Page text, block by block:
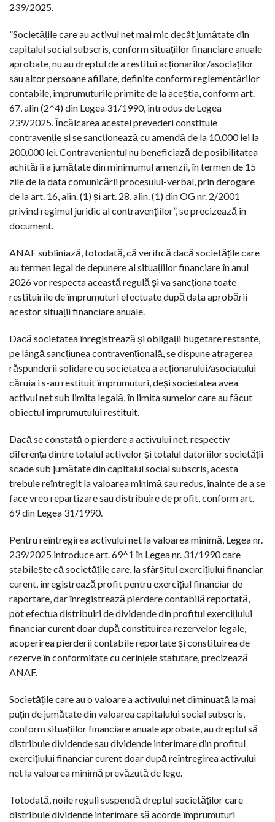
239/2025.
”Societățile care au activul net mai mic decât jumătate din
capitalul social subscris, conform situațiilor financiare anuale
aprobate, nu au dreptul de a restitui acționarilor/asociaților
sau altor persoane afiliate, definite conform reglementărilor
contabile, împrumuturile primite de la aceștia, conform art.
67, alin (2^4) din Legea 31/1990, introdus de Legea
239/2025. Încălcarea acestei prevederi constituie
contravenție și se sancționează cu amendă de la 10.000 lei la
200.000 lei. Contravenientul nu beneficiază de posibilitatea
achitării a jumătate din minimumul amenzii, în termen de 15
zile de la data comunicării procesului-verbal, prin derogare
de la art. 16, alin. (1) și art. 28, alin. (1) din OG nr. 2/2001
privind regimul juridic al contravențiilor”, se precizează în
document.
ANAF subliniază, totodată, că verifică dacă societățile care
au termen legal de depunere al situațiilor financiare în anul
2026 vor respecta această regulă și va sancționa toate
restituirile de împrumuturi efectuate după data aprobării
acestor situații financiare anuale.
Dacă societatea înregistrează și obligații bugetare restante,
pe lângă sancțiunea contravențională, se dispune atragerea
răspunderii solidare cu societatea a acționarului/asociatului
căruia i s-au restituit împrumuturi, deși societatea avea
activul net sub limita legală, în limita sumelor care au făcut
obiectul împrumutului restituit.
Dacă se constată o pierdere a activului net, respectiv
diferența dintre totalul activelor și totalul datoriilor societății
scade sub jumătate din capitalul social subscris, acesta
trebuie reîntregit la valoarea minimă sau redus, înainte de a se
face vreo repartizare sau distribuire de profit, conform art.
69 din Legea 31/1990.
Pentru reîntregirea activului net la valoarea minimă, Legea nr.
239/2025 introduce art. 69^1 în Legea nr. 31/1990 care
stabilește că societățile care, la sfârșitul exercițiului financiar
curent, înregistrează profit pentru exercițiul financiar de
raportare, dar înregistrează pierdere contabilă reportată,
pot efectua distribuiri de dividende din profitul exercițiului
financiar curent doar după constituirea rezervelor legale,
acoperirea pierderii contabile reportate și constituirea de
rezerve în conformitate cu cerințele statutare, precizează
ANAF.
Societățile care au o valoare a activului net diminuată la mai
puțin de jumătate din valoarea capitalului social subscris,
conform situațiilor financiare anuale aprobate, au dreptul să
distribuie dividende sau dividende interimare din profitul
exercițiului financiar curent doar după reîntregirea activului
net la valoarea minimă prevăzută de lege.
Totodată, noile reguli suspendă dreptul societăților care
distribuie dividende interimare să acorde împrumuturi